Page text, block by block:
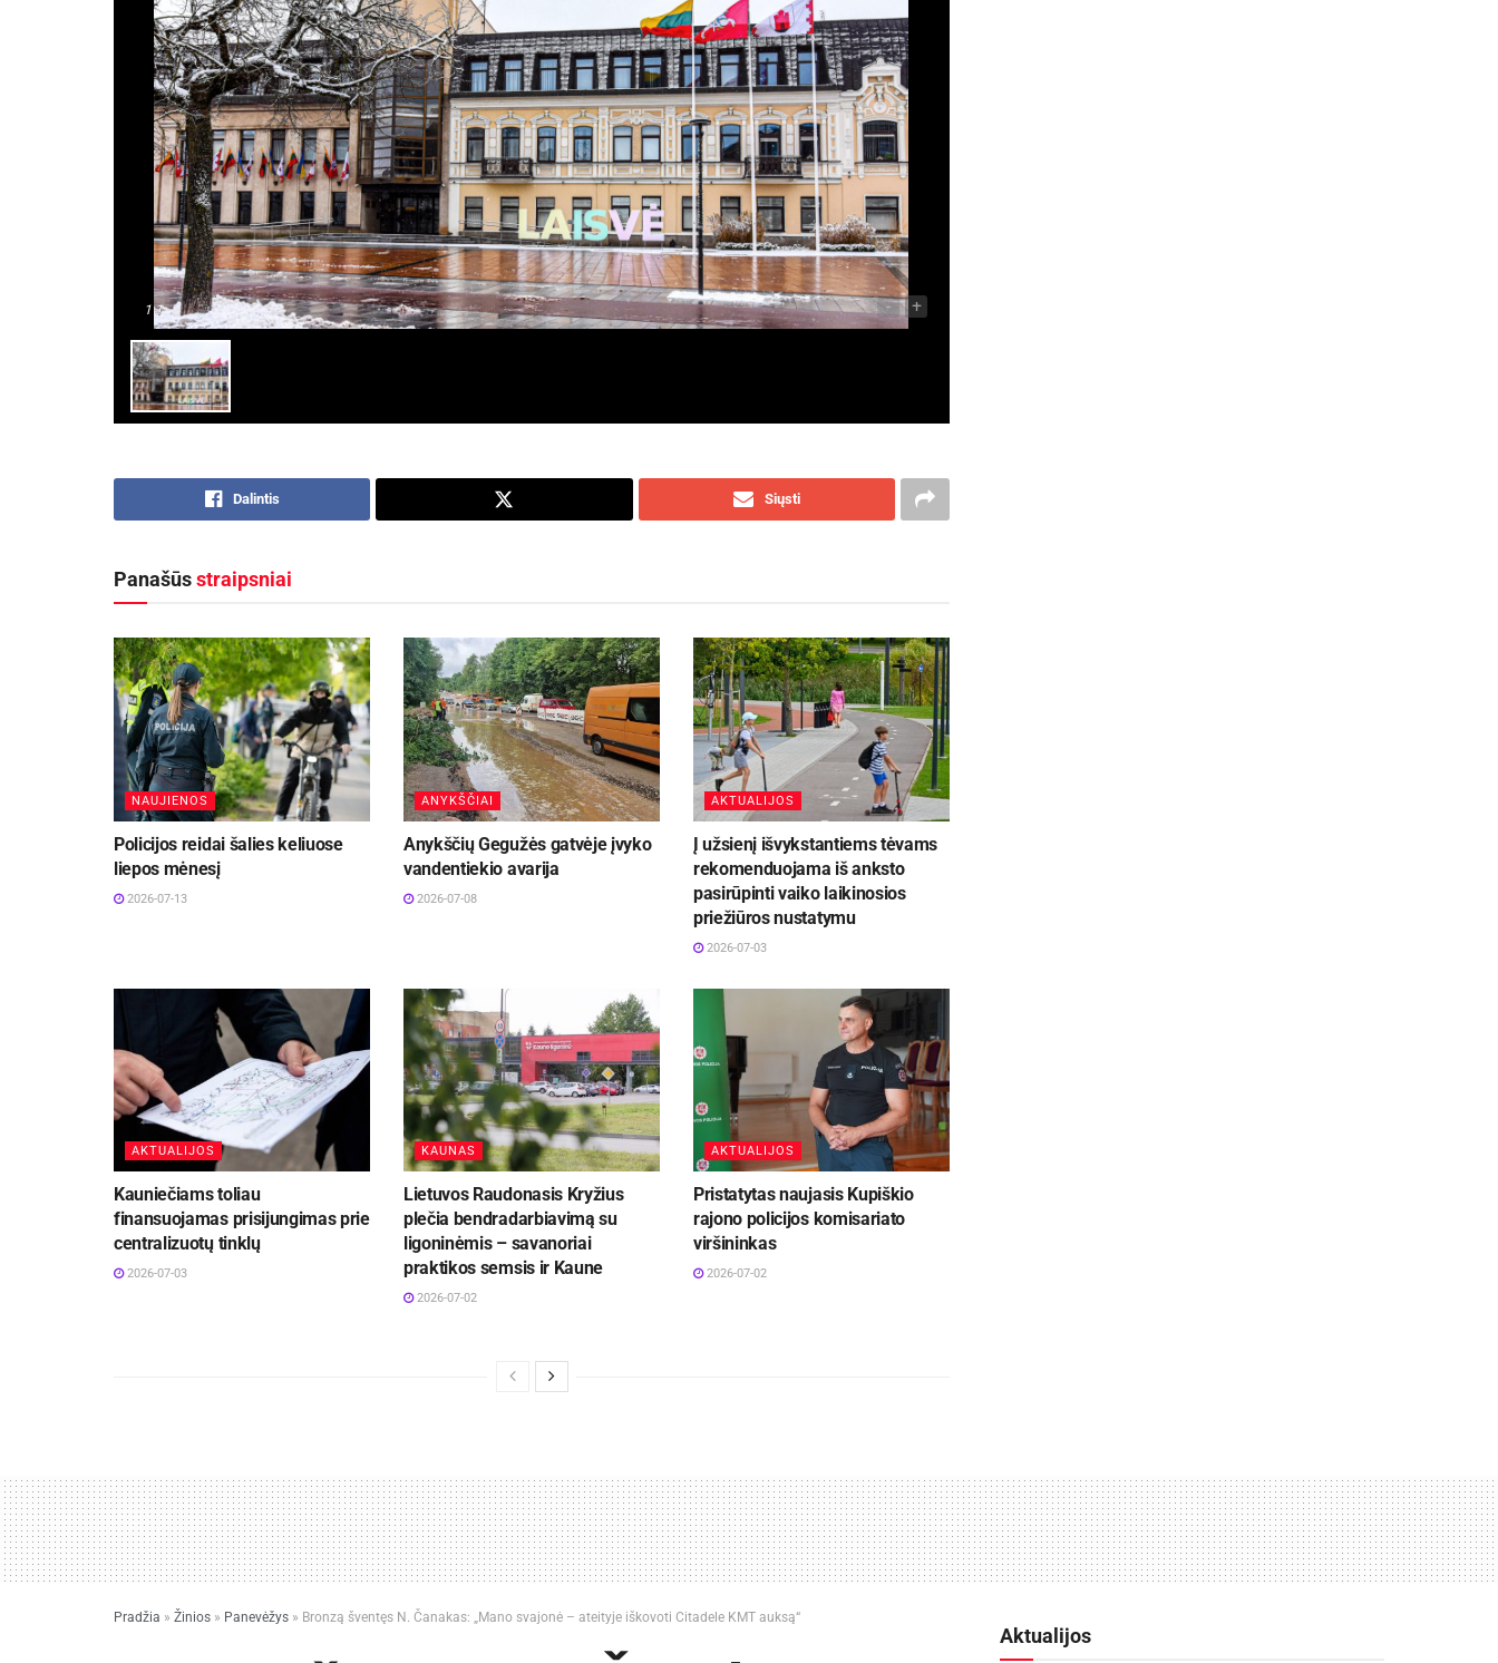
11 - +
Dalintis Siųsti
Panašūsstraipsniai
NAUJIENOS
Policijos reidai šalies keliuose
liepos mėnesį
2026-07-13
ANYKŠČIAI
Anykščių Gegužės gatvėje įvyko
vandentiekio avarija
2026-07-08
AKTUALIJOS
Į užsienį išvykstantiems tėvams
rekomenduojama iš anksto
pasirūpinti vaiko laikinosios
priežiūros nustatymu
2026-07-03
AKTUALIJOS
Kauniečiams toliau
finansuojamas prisijungimas prie
centralizuotų tinklų
2026-07-03
KAUNAS
Lietuvos Raudonasis Kryžius
plečia bendradarbiavimą su
ligoninėmis – savanoriai
praktikos semsis ir Kaune
2026-07-02
AKTUALIJOS
Pristatytas naujasis Kupiškio
rajono policijos komisariato
viršininkas
2026-07-02
Pradžia » Žinios » Panevėžys » Bronzą šventęs N. Čanakas: „Mano svajonė – ateityje iškovoti Citadele KMT auksą“
Aktualijos